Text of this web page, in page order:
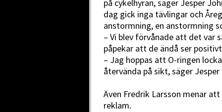
på cykelhyran, säger Jesper
dag gick inga tävlingar och
anstormning, en anstormning
– Vi blev förvånade att det var
påpekar att de ändå ser
– Jag hoppas att O-ringen
återvända på sikt, säger
Även Fredrik Larsson menar
reklam.